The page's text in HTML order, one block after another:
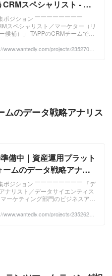
CRMスペシャリスト - 株
社TAPPのWebマーケティ
の採用 - Wantedly
ポジション ￣￣￣￣￣￣￣￣
スペシャリスト／マーケター（リ
候補）」 TAPPのCRMチームで
www.wantedly.com/projects/2352704?
ムのデータ戦略アナリス
備中｜資産運用プラット
ームのデータ戦略アナリ
- 株式会社TAPPのデータ
エンティストの採用 -
ポジション ￣￣￣￣￣￣￣￣ 「デ
ナリスト／データサイエンティス
マーケティング部門のビジネスアナ
www.wantedly.com/projects/2352628?